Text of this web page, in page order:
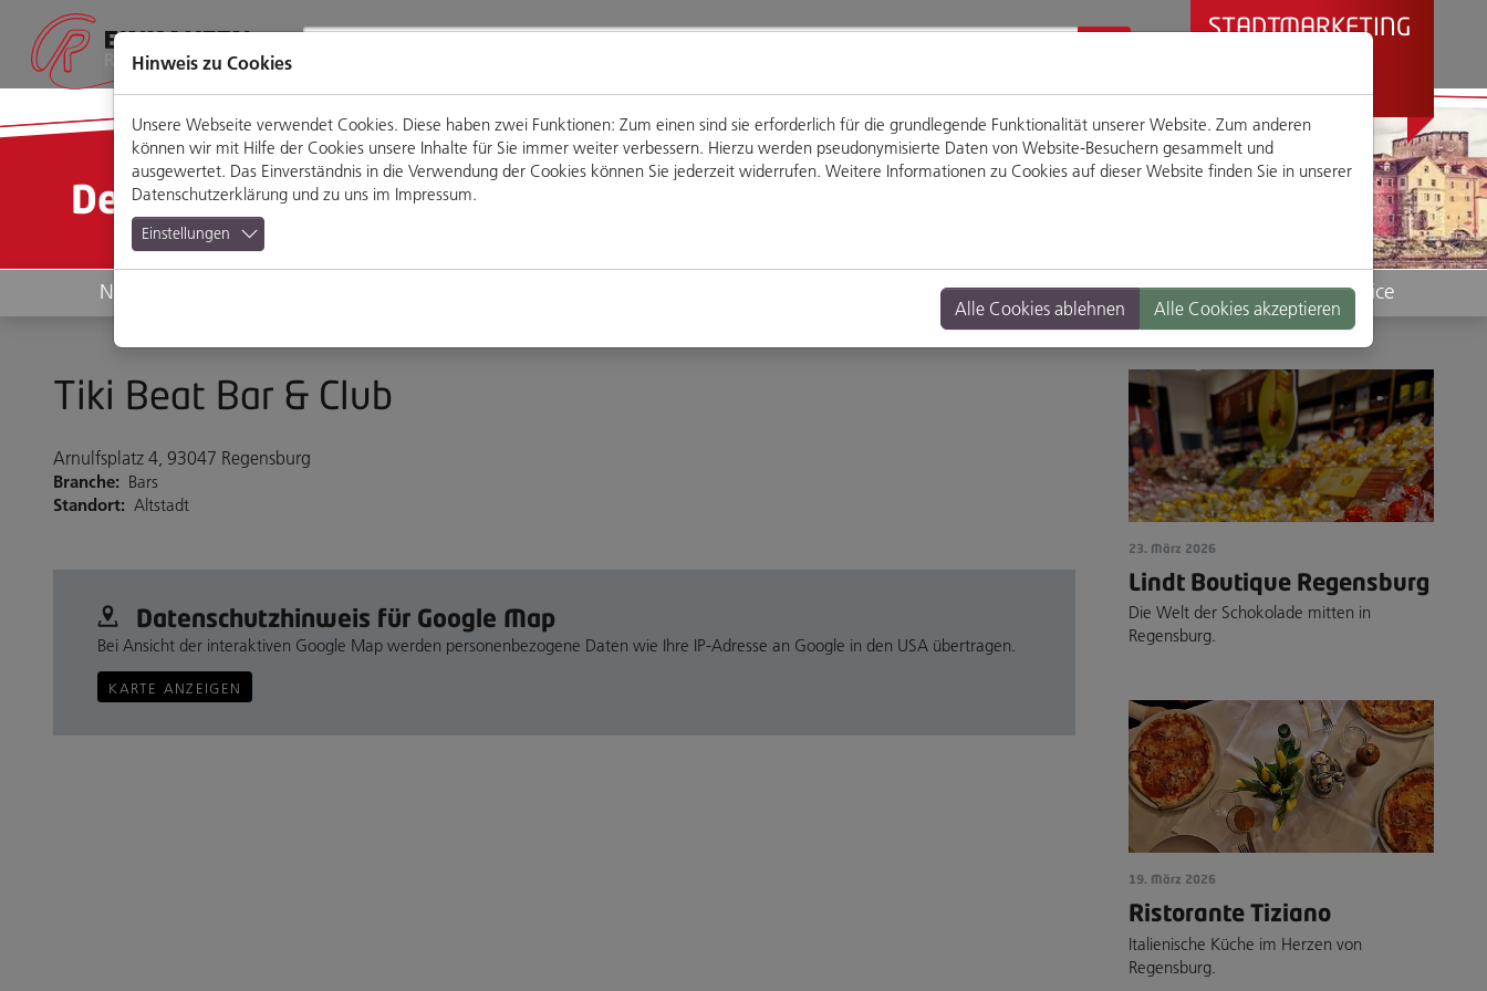
Seiteninhalt
Hauptmenü
Footermenü
Website-
Suche
STADTMARKETING
PRÄSENTIERT
Detailansicht
News Veranstaltungen Standorte Service
Tiki Beat Bar & Club
Arnulfsplatz 4, 93047 Regensburg
Branche: Bars
Standort: Altstadt
Datenschutz­hinweis für Google Map
Bei Ansicht der interaktiven Google Map werden personenbezogene Daten wie Ihre IP-Adresse an Google in den USA übertragen.
KARTE ANZEIGEN
23. März 2026
Lindt Boutique Regensburg
Die Welt der Schokolade mitten in
Regensburg.
19. März 2026
Ristorante Tiziano
Italienische Küche im Herzen von
Regensburg.
Hinweis zu Cookies
Unsere Webseite verwendet Cookies. Diese haben zwei Funktionen: Zum einen sind sie erforderlich für die grundlegende Funktionalität unserer Website. Zum anderen
können wir mit Hilfe der Cookies unsere Inhalte für Sie immer weiter verbessern. Hierzu werden pseudonymisierte Daten von Website-Besuchern gesammelt und
ausgewertet. Das Einverständnis in die Verwendung der Cookies können Sie jederzeit widerrufen. Weitere Informationen zu Cookies auf dieser Website finden Sie in unserer
Datenschutzerklärung und zu uns im Impressum.
Einstellungen
Alle Cookies ablehnen Alle Cookies akzeptieren